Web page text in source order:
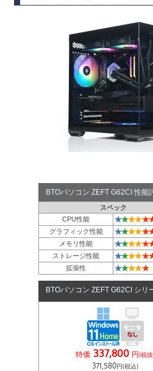
BTOパソコン ZEFT G62CI 性能
スペック
CPU性能
★★★★★
グラフィック性能 ★★★★★
メモリ性能 ★★★★★
ストレージ性能 ★★★★★
拡張性 ★★★★★
BTOパソコン ZEFT G62CI シリ
特価 337,800 円(税
371,580円(税込)